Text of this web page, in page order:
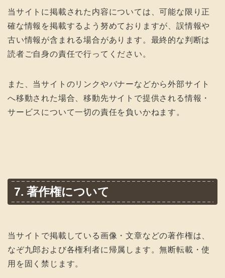
当サイトに掲載された内容については、可能な限り正
確な情報を掲載するよう努めておりますが、誤情報や
古い情報が含まれる場合があります。最終的な判断は
読者ご自身の責任で行ってください。
また、当サイトのリンクやバナーなどから外部サイト
へ移動された場合、移動先サイトで提供される情報・
サービスについて一切の責任を負いかねます。
7. 著作権について
当サイトで掲載している画像・文章などの著作権は、
なぞ九郎および各権利者に帰属します。無断転載・使
用を固く禁じます。